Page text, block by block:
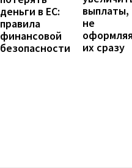
деньги в ЕС:
правила
финансовой
безопасности
выплаты,
не
их сразу